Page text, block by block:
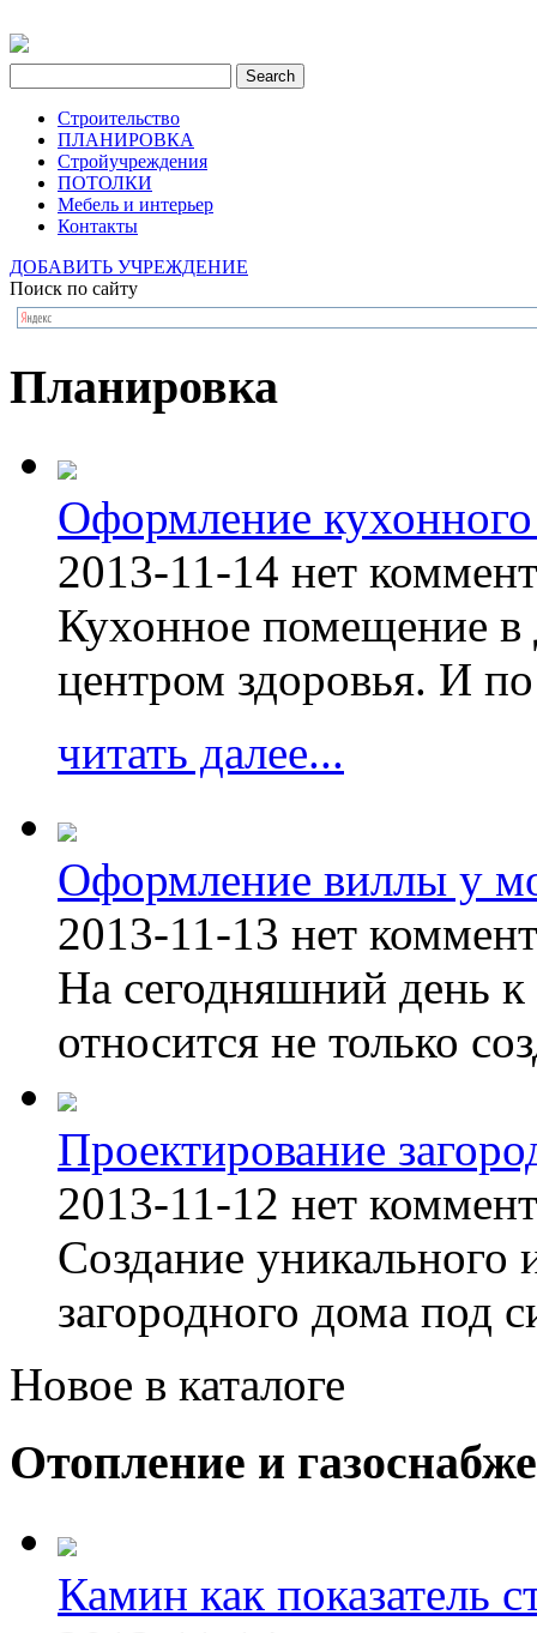
Строительство
ПЛАНИРОВКА
Стройучреждения
ПОТОЛКИ
Мебель и интерьер
Контакты
ДОБАВИТЬ УЧРЕЖДЕНИЕ
Поиск по сайту
Планировка
Оформление
2013-11-14 нет
Кухонное помещение в
центром здоровья. И
читать далее...
Оформление виллы у
2013-11-13 нет
На сегодняшний день к
относится не только
Проектирование
2013-11-12 нет
Создание уникального
загородного дома под
Новое в каталоге
Отопление и
Камин как показатель